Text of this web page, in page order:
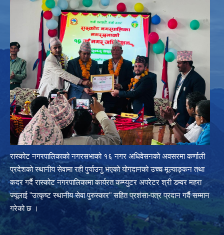
रास्कोट नगरपालिकाको नगरसभाको १६ नगर अधिवेसनको अवसरमा कर्णाली
प्रदेशको स्थानीय सेवामा रही पुर्याउनु भएको योगदानको उच्च मूल्याङ्कन तथा
कदर गर्दै रास्कोट नगरपालिकामा कार्यरत कम्प्युटर अपरेटर श्री डम्वर महरा
ज्यूलाई "उत्कृष्ट स्थानीय सेवा पुरुस्कार" सहित प्रशंसा-पत्र प्रदान गर्दै सम्मान
गरेको छ ।